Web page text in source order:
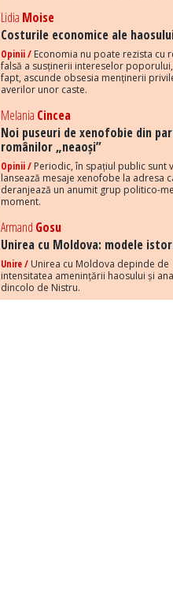
Lidia Moise
Costurile economice ale
Opinii / Economia nu poate rezista cu
falsă a susținerii intereselor
fapt, ascunde obsesia menținerii
averilor unor caste.
Melania Cincea
Noi puseuri de xenofobie din
românilor „neaoși”
Opinii / Periodic, în spațiul public sunt
lansează mesaje xenofobe la adresa
deranjează un anumit grup politico-
moment.
Armand Gosu
Unirea cu Moldova: modele
Unire / Unirea cu Moldova depinde de
intensitatea amenințării haosului și
dincolo de Nistru.